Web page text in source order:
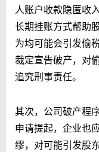
人账户收款隐匿收
长期挂账方式帮助
为均可能会引发偷
裁定宣告破产，对
追究刑事责任。
其次，公司破产程
申请提起，企业也
缪，对可能引发股